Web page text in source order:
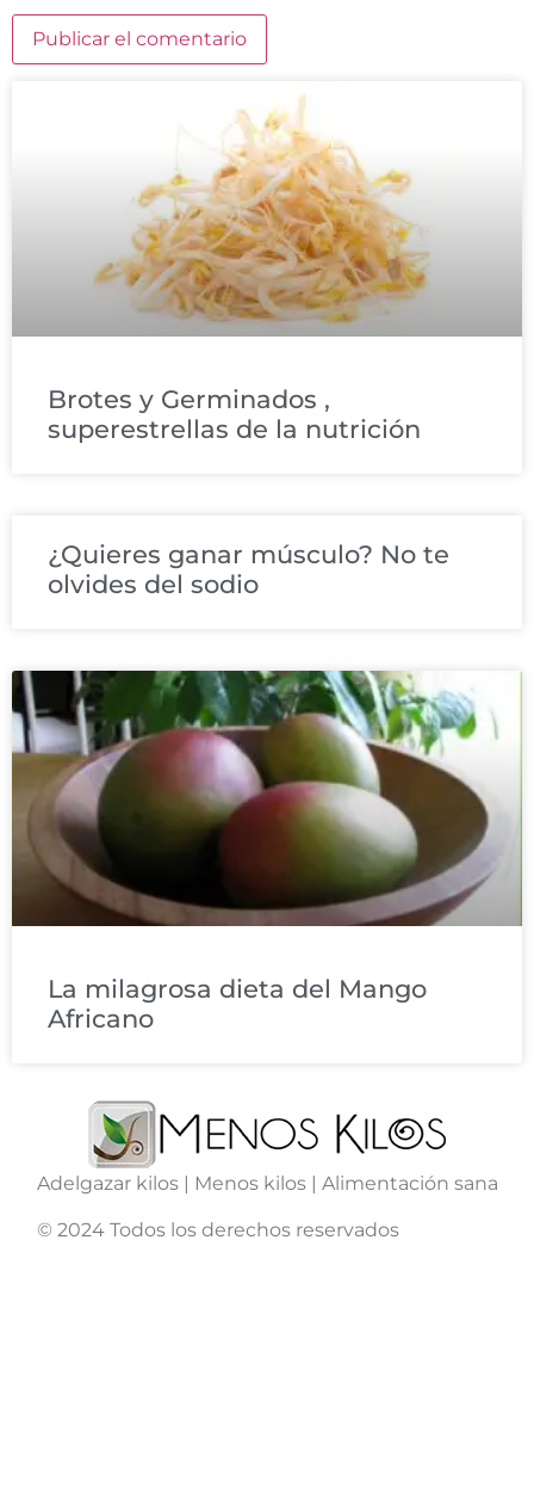
Brotes y Germinados ,
superestrellas de la nutrición
¿Quieres ganar músculo? No te
olvides del sodio
La milagrosa dieta del Mango
Africano
Adelgazar kilos | Menos kilos | Alimentación sana
© 2024 Todos los derechos reservados